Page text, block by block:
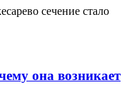
сечение стало
она возникает